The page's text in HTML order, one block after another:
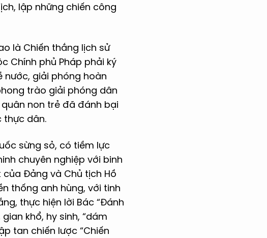
lập những chiến công
là Chiến thắng lịch sử
Chính phủ Pháp phải ký
nước, giải phóng hoàn
trào giải phóng dân
non trẻ đã đánh bại
thực dân.
sừng sỏ, có tiềm lực
chuyên nghiệp với binh
Đảng và Chủ tịch Hồ
thống anh hùng, với tinh
thực hiện lời Bác “Đánh
khổ, hy sinh, “dám
tan chiến lược “Chiến